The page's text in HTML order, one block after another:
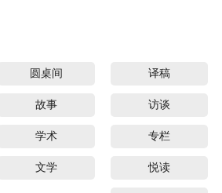
圆桌间 译稿
故事 访谈
学术 专栏
文学 悦读